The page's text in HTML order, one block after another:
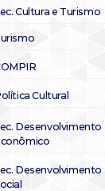
Cultura e Turismo
Cultural
Desenvolvimento
Desenvolvimento